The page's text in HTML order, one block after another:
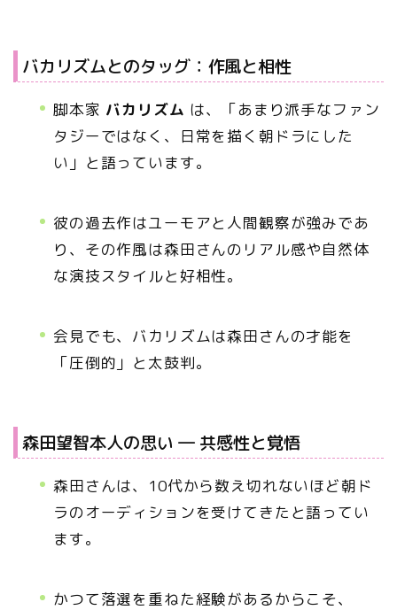
バカリズムとのタッグ：作風と相性
脚本家 バカリズム は、「あまり派手なファン
タジーではなく、日常を描く朝ドラにした
い」と語っています。
彼の過去作はユーモアと人間観察が強みであ
り、その作風は森田さんのリアル感や自然体
な演技スタイルと好相性。
会見でも、バカリズムは森田さんの才能を
「圧倒的」と太鼓判。
森田望智本人の思い ― 共感性と覚悟
森田さんは、10代から数え切れないほど朝ド
ラのオーディションを受けてきたと語ってい
ます。
かつて落選を重ねた経験があるからこそ、